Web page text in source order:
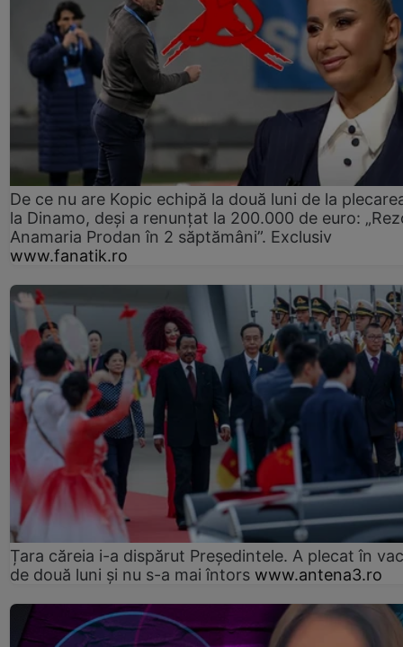
De ce nu are Kopic echipă la două luni de la
la Dinamo, deși a renunțat la 200.000 de euro:
Anamaria Prodan în 2 săptămâni”. Exclusiv
www.fanatik.ro
Țara căreia i-a dispărut Președintele. A plecat în
de două luni și nu s-a mai întors www.antena3.ro